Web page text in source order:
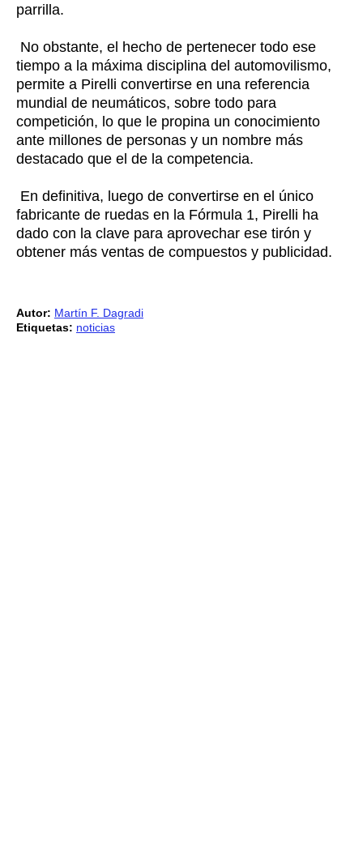
parrilla.
No obstante, el hecho de pertenecer todo ese
tiempo a la máxima disciplina del automovilismo,
permite a Pirelli convertirse en una referencia
mundial de neumáticos, sobre todo para
competición, lo que le propina un conocimiento
ante millones de personas y un nombre más
destacado que el de la competencia.
En definitiva, luego de convertirse en el único
fabricante de ruedas en la Fórmula 1, Pirelli ha
dado con la clave para aprovechar ese tirón y
obtener más ventas de compuestos y publicidad.
Autor: Martín F. Dagradi
Etiquetas: noticias